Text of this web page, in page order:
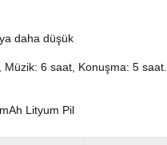
daha düşük
6 saat, Konuşma: 5 saat.
Lityum Pil